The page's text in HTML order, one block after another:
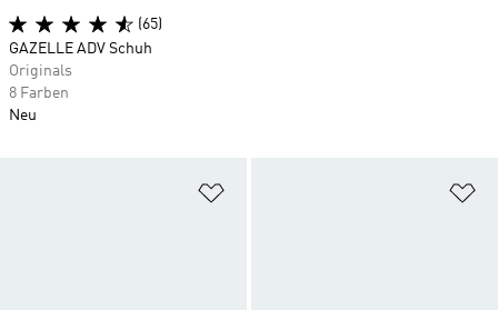
(65)
GAZELLE ADV Schuh
Originals
8 Farben
Neu